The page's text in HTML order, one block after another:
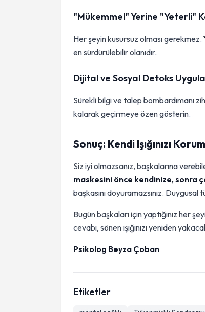
"Mükemmel" Yerine "Yeterli"
Her şeyin kusursuz olması gerekmez.
en sürdürülebilir olanıdır.
Dijital ve Sosyal Detoks
Sürekli bilgi ve talep bombardımanı
kalarak geçirmeye özen gösterin.
Sonuç: Kendi Işığınızı
Siz iyi olmazsanız, başkalarına
maskesini önce kendinize, sonra
başkasını doyuramazsınız.
Bugün başkaları için yaptığınız her
cevabı, sönen ışığınızı yeniden
Psikolog Beyza Çoban
Etiketler